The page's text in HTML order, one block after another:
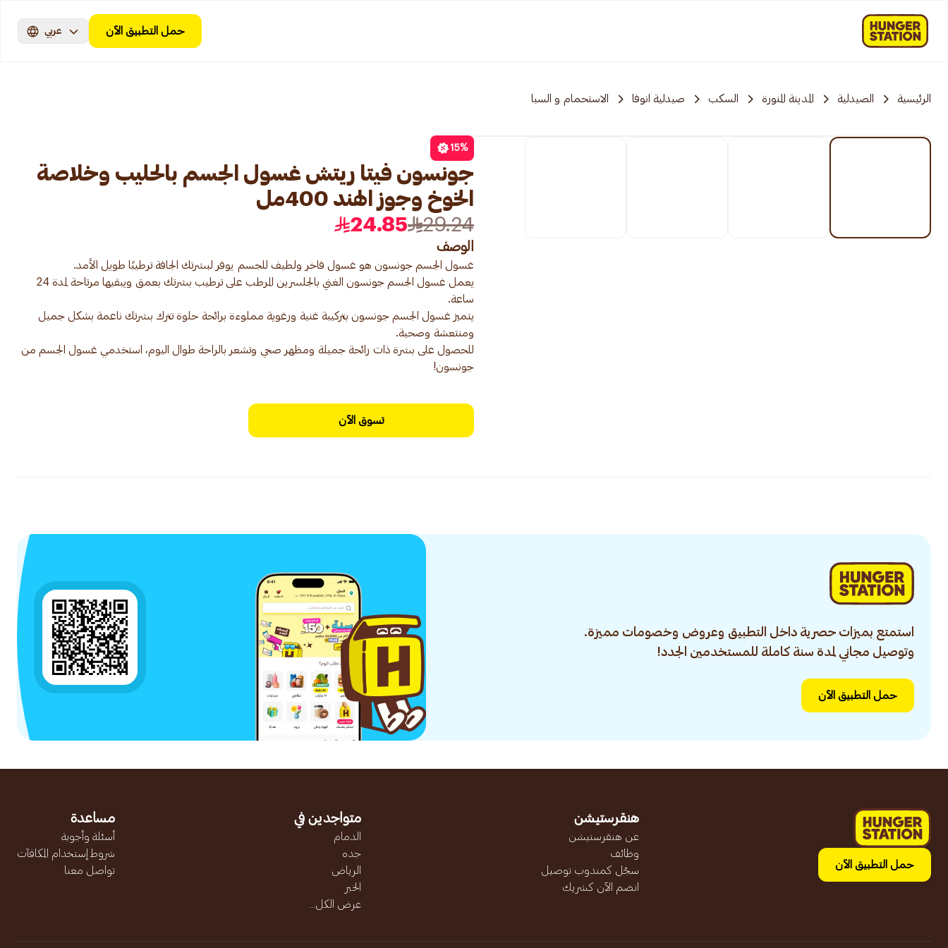
حمل التطبيق الآن عربي
الرئيسية الصيدلية المدينة المنورة السكب صيدلية انوفا الاستحمام و السبا
15%
جونسون فيتا ريتش غسول الجسم بالحليب وخلاصة
الخوخ وجوز الهند 400مل
29.24
24.85
الوصف
يعمل غسول الجسم جونسون الغني بالجلسرين المرطب على ترطيب بشرتك بعمق ويبقيها مرتاحة لمدة 24
يتميز غسول الجسم جونسون بتركيبة غنية ورغوية مملوءة برائحة حلوة تترك بشرتك ناعمة بشكل جميل
للحصول على بشرة ذات رائحة جميلة ومظهر صحي وتشعر بالراحة طوال اليوم، استخدمي غسول الجسم من
جونسون!
تسوق الآن
استمتع بميزات حصرية داخل التطبيق وعروض وخصومات مميزة.
وتوصيل مجاني لمدة سنة كاملة للمستخدمين الجدد!
حمل التطبيق الآن
حمل التطبيق الآن
هنقرستيشن
عن هنقرستيشن
وظائف
سجّل كمندوب توصيل
انضم الآن كشريك
متواجدين في
الدمام
جده
الرياض
الخبر
عرض الكل...
مساعدة
أسئلة وأجوبة
شروط إستخدام المكافآت
تواصل معنا